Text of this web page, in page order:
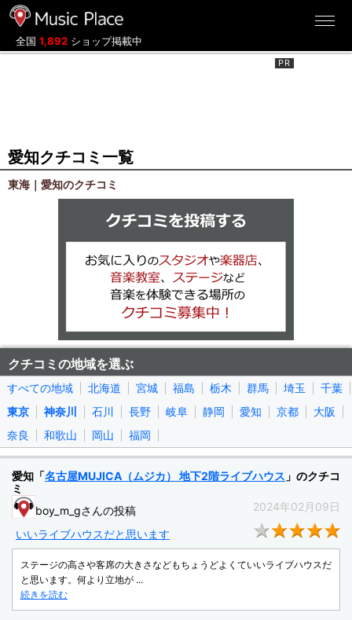
全国 1,892 ショップ掲載中
愛知クチコミ一覧
東海｜愛知のクチコミ
クチコミの地域を選ぶ
すべての地域 北海道 宮城 福島 栃木 群馬 埼玉
千葉
東京
神奈川 石川 長野 岐阜 静岡 愛知 京都
大阪
奈良
和歌山 岡山 福岡
愛知「名古屋MUJICA（ムジカ） 地下2階ライブハウス 」のクチコ
ミ
boy_m_gさんの投稿
2024年02月09日
いいライブハウスだと思います
ステージの高さや客席の大きさなどもちょうどよくていいライブハウスだ
と思います。何より立地が ...
続きを読む